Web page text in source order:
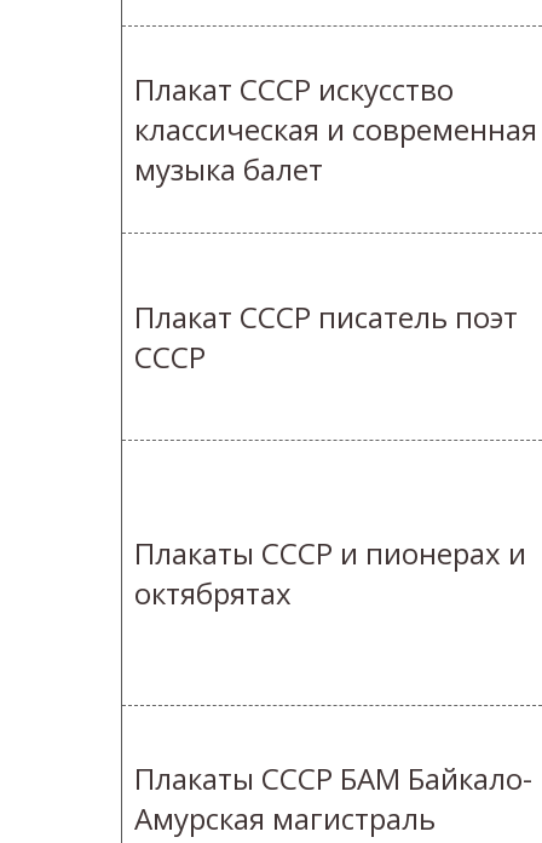
Плакат СССР искусство
классическая и современная
музыка балет
Плакат СССР писатель поэт
СССР
Плакаты СССР и пионерах и
октябрятах
Плакаты СССР БАМ Байкало-
Амурская магистраль